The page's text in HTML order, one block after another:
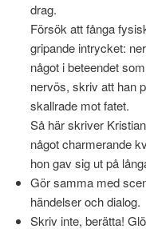
drag.
Försök att fånga
gri­pande intrycket:
något i beteen­det
nervös, skriv att han
skall­rade mot fatet.
Så här skriver
något charmerande
hon gav sig ut på
Gör samma med
hän­delser och dialog.
Skriv inte, berätta!